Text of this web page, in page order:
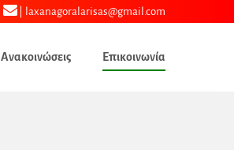
laxanagoralarisas@gmail.com
Ανακοινώσεις Επικοινωνία